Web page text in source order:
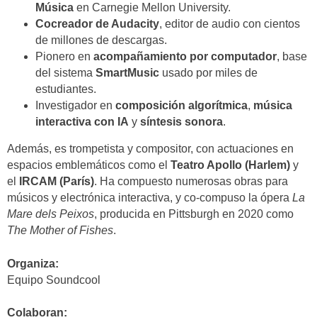
Música en Carnegie Mellon University.
Cocreador de Audacity, editor de audio con cientos
de millones de descargas.
Pionero en acompañamiento por computador, base
del sistema SmartMusic usado por miles de
estudiantes.
Investigador en composición algorítmica, música
interactiva con IA y síntesis sonora.
Además, es trompetista y compositor, con actuaciones en
espacios emblemáticos como el Teatro Apollo (Harlem) y
el
IRCAM (París). Ha compuesto numerosas obras para
músicos y electrónica interactiva, y co-compuso la ópera La
Mare dels Peixos, producida en Pittsburgh en 2020 como
The Mother of Fishes.
Organiza:
Equipo Soundcool
Colaboran: